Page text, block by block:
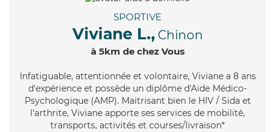
SPORTIVE
Viviane L., Chinon
à 5km de chez Vous
Infatiguable, attentionnée et volontaire, Viviane a 8 ans
d'expérience et possède un diplôme d'Aide Médico-
Psychologique (AMP). Maitrisant bien le HIV / Sida et
l'arthrite, Viviane apporte ses services de mobilité,
transports, activités et courses/livraison*